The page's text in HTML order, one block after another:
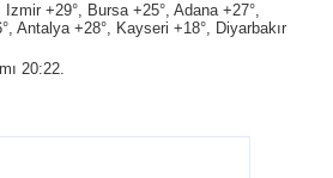
Izmir +29°, Bursa +25°, Adana +27°,
Antalya +28°, Kayseri +18°, Diyarbakır
20:22.